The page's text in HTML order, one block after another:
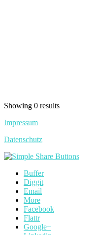
Showing 0 results
Impressum
Datenschutz
Buffer
Diggit
Email
More
Facebook
Flattr
Google+